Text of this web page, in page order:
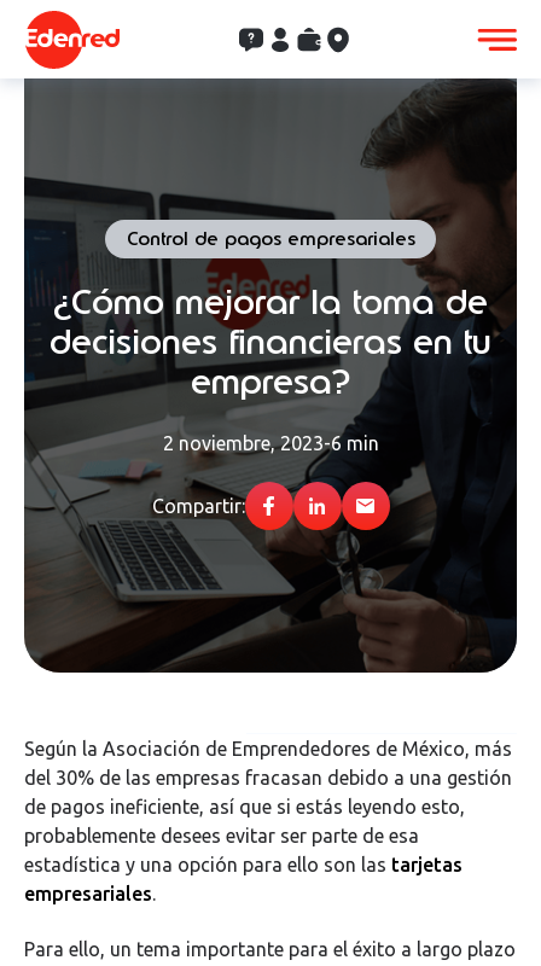
Contacto
Clientes
SaldoAceptación
Control de pagos empresariales
¿Cómo mejorar la toma de
decisiones financieras en tu
empresa?
2 noviembre, 2023-6 min
Compartir:
Según la Asociación de Emprendedores de México, más
del 30% de las empresas fracasan debido a una gestión
de pagos ineficiente, así que si estás leyendo esto,
probablemente desees evitar ser parte de esa
estadística y una opción para ello son las tarjetas
empresariales.
Para ello, un tema importante para el éxito a largo plazo